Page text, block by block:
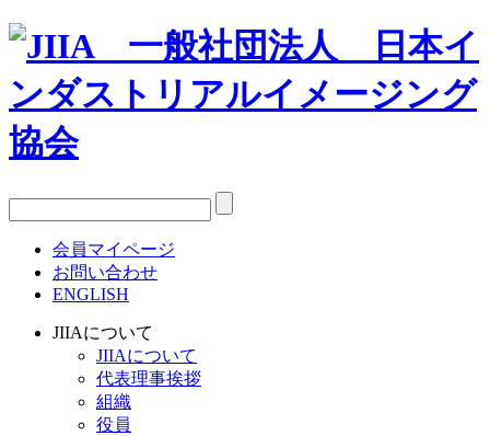
会員マイページ
お問い合わせ
ENGLISH
JIIAについて
JIIAについて
代表理事挨拶
組織
役員